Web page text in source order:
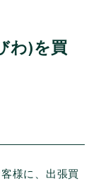
わ)を買
様に、出張買